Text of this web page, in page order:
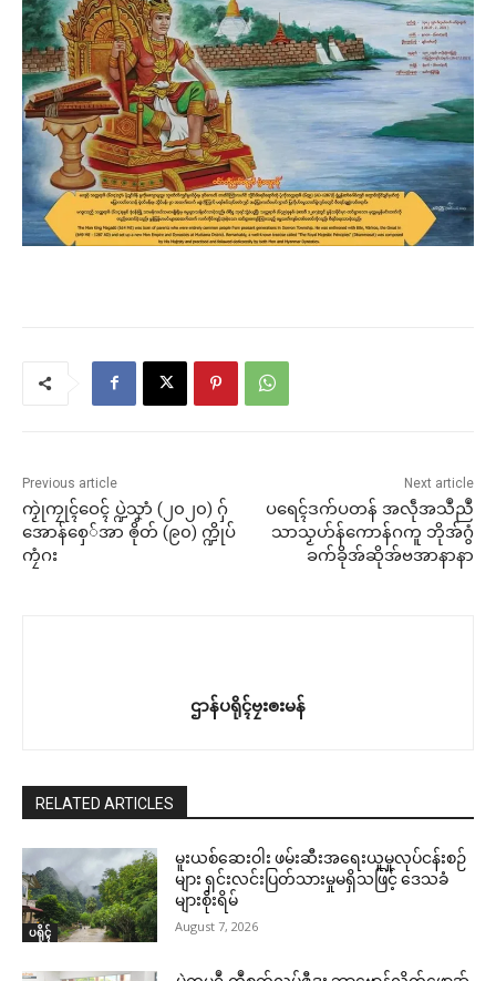
Previous article
ကၟုဲကၠုၚ်ဝေၚ် ပ္ဍဲသၞာံ (၂၀၂၀) ဂှ်
အောန်စှေ်အာ ၜိုတ် (၉၀) က္ဍိုပ်
ကၠံဂး
Next article
ပရေၚ်ဒက်ပတန် အလဵုအသဳညဳ
သာသၟဟ်န်ကောန်ဂကူ ဘိုအ်ဂွံ
ခက်ခိုအ်ဆိုအ်ဗအာနာနာ
ဌာန်ပရိုၚ်ဗၠးၜးမန်
RELATED ARTICLES
ပရိုၚ်
မူးယစ်ဆေးဝါး ဖမ်းဆီးအရေးယူမှုလုပ်ငန်းစဉ်
များ ရှင်းလင်းပြတ်သားမှုမရှိသဖြင့် ဒေသခံ
များစိုးရိမ်
August 7, 2026